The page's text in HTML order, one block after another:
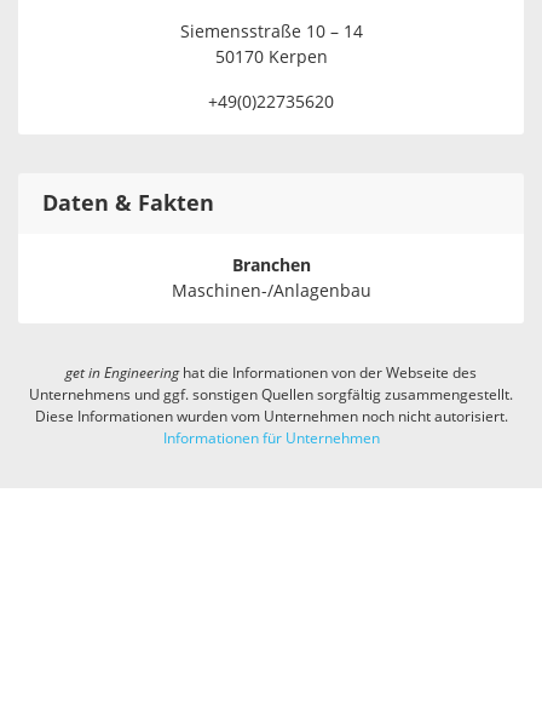
Siemensstraße 10 – 14
50170 Kerpen
+49(0)22735620
Daten & Fakten
Branchen
Maschinen-/Anlagenbau
get in Engineeringhat die Informationen von der Webseite des
Unternehmens und ggf. sonstigen Quellen sorgfältig zusammengestellt.
Diese Informationen wurden vom Unternehmen noch nicht autorisiert.
Informationen für Unternehmen